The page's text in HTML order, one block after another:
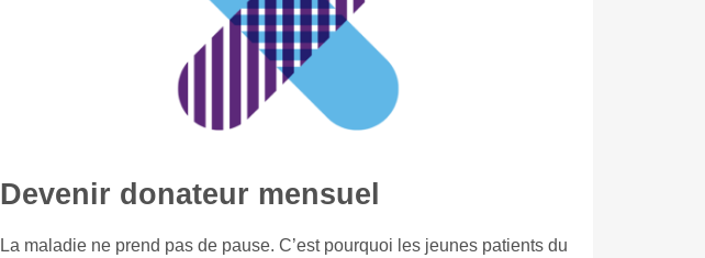
Devenir donateur mensuel
La maladie ne prend pas de pause. C’est pourquoi les jeunes patients du